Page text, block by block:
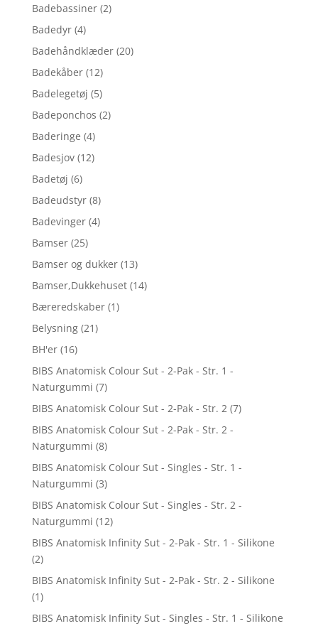
Badebassiner (2)
Badedyr (4)
Badehåndklæder (20)
Badekåber (12)
Badelegetøj (5)
Badeponchos (2)
Baderinge (4)
Badesjov (12)
Badetøj (6)
Badeudstyr (8)
Badevinger (4)
Bamser (25)
Bamser og dukker (13)
Bamser,Dukkehuset (14)
Bæreredskaber (1)
Belysning (21)
BH'er (16)
BIBS Anatomisk Colour Sut - 2-Pak - Str. 1 -
Naturgummi (7)
BIBS Anatomisk Colour Sut - 2-Pak - Str. 2 (7)
BIBS Anatomisk Colour Sut - 2-Pak - Str. 2 -
Naturgummi (8)
BIBS Anatomisk Colour Sut - Singles - Str. 1 -
Naturgummi (3)
BIBS Anatomisk Colour Sut - Singles - Str. 2 -
Naturgummi (12)
BIBS Anatomisk Infinity Sut - 2-Pak - Str. 1 - Silikone
(2)
BIBS Anatomisk Infinity Sut - 2-Pak - Str. 2 - Silikone
(1)
BIBS Anatomisk Infinity Sut - Singles - Str. 1 - Silikone